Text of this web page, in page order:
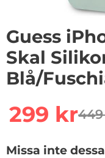
Guess
Skal
Blå/
rea pris
299 kr
Missa inte